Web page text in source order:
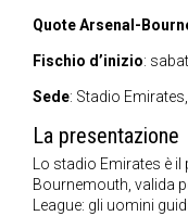
Quote Arsenal-
Fischio d’inizio:
Sede: Stadio
La presentazione
Lo stadio Emirates è
Bournemouth, valida
League: gli uomini